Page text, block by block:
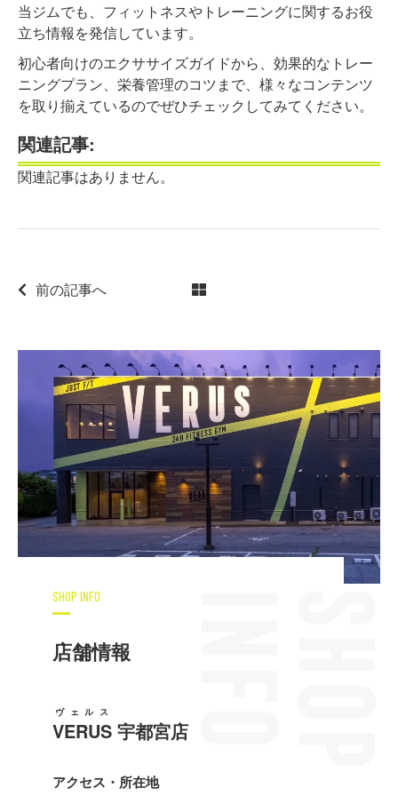
当ジムでも、フィットネスやトレーニングに関するお役
立ち情報を発信しています。
初心者向けのエクササイズガイドから、効果的なトレー
ニングプラン、栄養管理のコツまで、様々なコンテンツ
を取り揃えているのでぜひチェックしてみてください。
関連記事:
関連記事はありません。
前の記事へ
SHOP INFO
店舗情報
VERUS
ヴェルス
宇都宮店
アクセス・所在地